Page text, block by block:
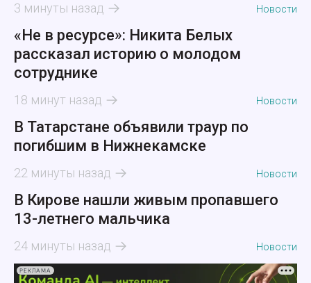
3 минуты назад Новости
«Не в ресурсе»: Никита Белых
рассказал историю о молодом
сотруднике
18 минут назад Новости
В Татарстане объявили траур по
погибшим в Нижнекамске
22 минуты назад Новости
В Кирове нашли живым пропавшего
13-летнего мальчика
24 минуты назад Новости
РЕКЛАМА